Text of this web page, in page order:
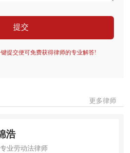
提交
提交便可免费获得律师的专业解答!
更多律师
浩
业劳动法律师